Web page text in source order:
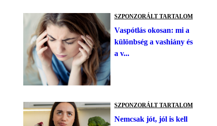
SZPONZORÁLT TARTALOM
Vaspótlás okosan: mi a
különbség a vashiány és
a v...
SZPONZORÁLT TARTALOM
Nemcsak jót, jól is kell